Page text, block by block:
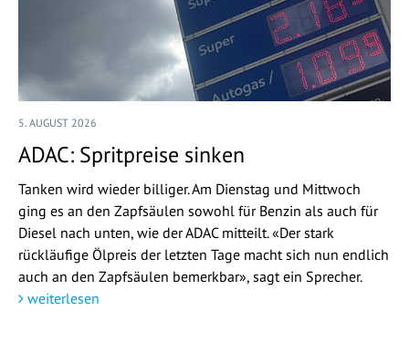
5. AUGUST 2026
ADAC: Spritpreise sinken
Tanken wird wieder billiger. Am Dienstag und Mittwoch
ging es an den Zapfsäulen sowohl für Benzin als auch für
Diesel nach unten, wie der ADAC mitteilt. «Der stark
rückläufige Ölpreis der letzten Tage macht sich nun endlich
auch an den Zapfsäulen bemerkbar», sagt ein Sprecher.
weiterlesen